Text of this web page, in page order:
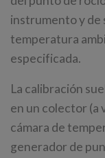
instrumento y de
temperatura
especificada.
La calibración
en un colector (a
cámara de
generador de